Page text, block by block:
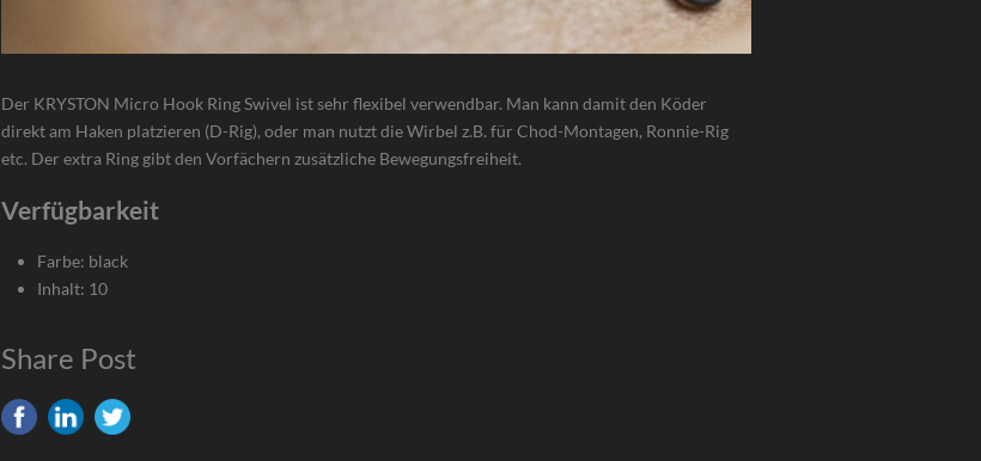
Der KRYSTON Micro Hook Ring Swivel ist sehr flexibel verwendbar. Man kann damit den Köder
direkt am Haken platzieren (D-Rig), oder man nutzt die Wirbel z.B. für Chod-Montagen, Ronnie-Rig
etc. Der extra Ring gibt den Vorfächern zusätzliche Bewegungsfreiheit.
Verfügbarkeit
Farbe: black
Inhalt: 10
Share Post